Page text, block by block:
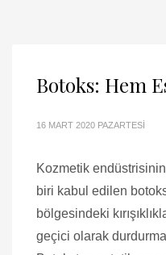
Botoks: Hem
16 MART 2020 PAZARTESI
Kozmetik
biri kabul edilen
bölgesindeki
geçici olarak